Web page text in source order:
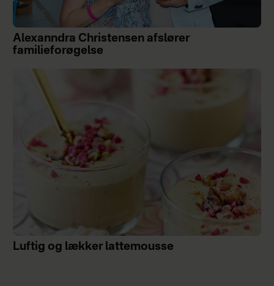
Alexanndra Christensen afslører
familieforøgelse
Luftig og lækker lattemousse